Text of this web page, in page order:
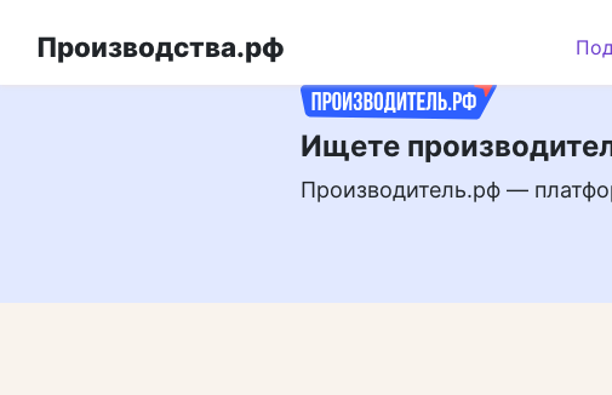
Ищете
Производитель.рф —
Производства.рф